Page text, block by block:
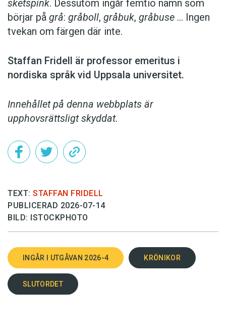
sketspink. Dessutom ingår femtio namn som
börjar på grå: gråboll, gråbuk, gråbuse … Ingen
tvekan om färgen där inte.
Staffan Fridell är ­professor ­emeritus i
nordiska språk vid ­Uppsala universitet.
Innehållet på denna webbplats är
upphovsrättsligt skyddat.
TEXT: STAFFAN FRIDELL
PUBLICERAD 2026-07-14
BILD: ISTOCKPHOTO
INGÅR I UTGÅVAN 2026-4 KRÖNIKOR
SLUTORDET